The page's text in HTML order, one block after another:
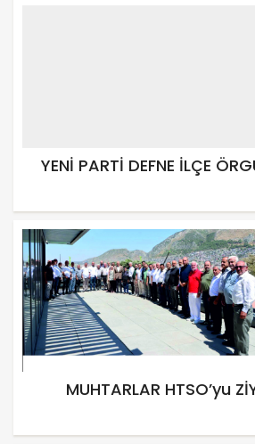
YENİ PARTİ DEFNE İLÇE